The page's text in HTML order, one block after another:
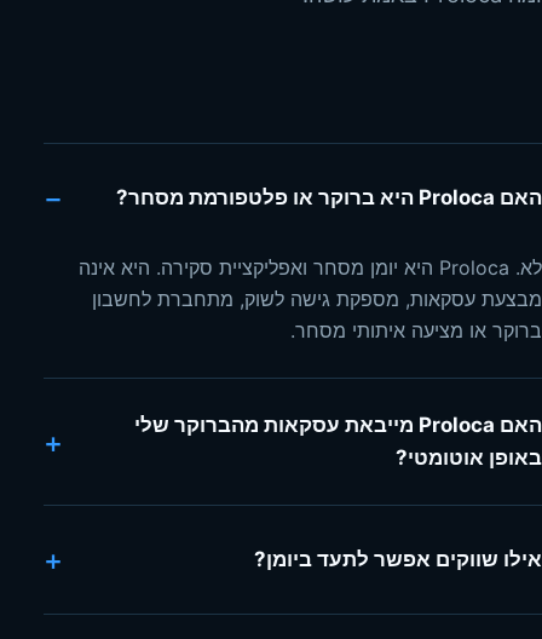
האם Proloca היא ברוקר או פלטפורמת מסחר? −
לא. Proloca היא יומן מסחר ואפליקציית סקירה. היא אינה
מבצעת עסקאות, מספקת גישה לשוק, מתחברת לחשבון
ברוקר או מציעה איתותי מסחר.
האם Proloca מייבאת עסקאות מהברוקר שלי
באופן אוטומטי?
+
אילו שווקים אפשר לתעד ביומן? +